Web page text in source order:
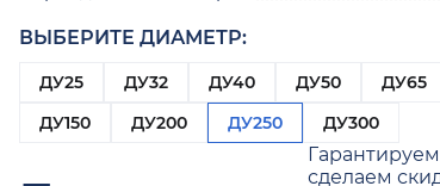
ВЫБЕРИТЕ ДИАМЕТР:
ДУ25 ДУ32 ДУ40 ДУ50 ДУ65
ДУ150
ДУ200 ДУ250 ДУ300
сделаем